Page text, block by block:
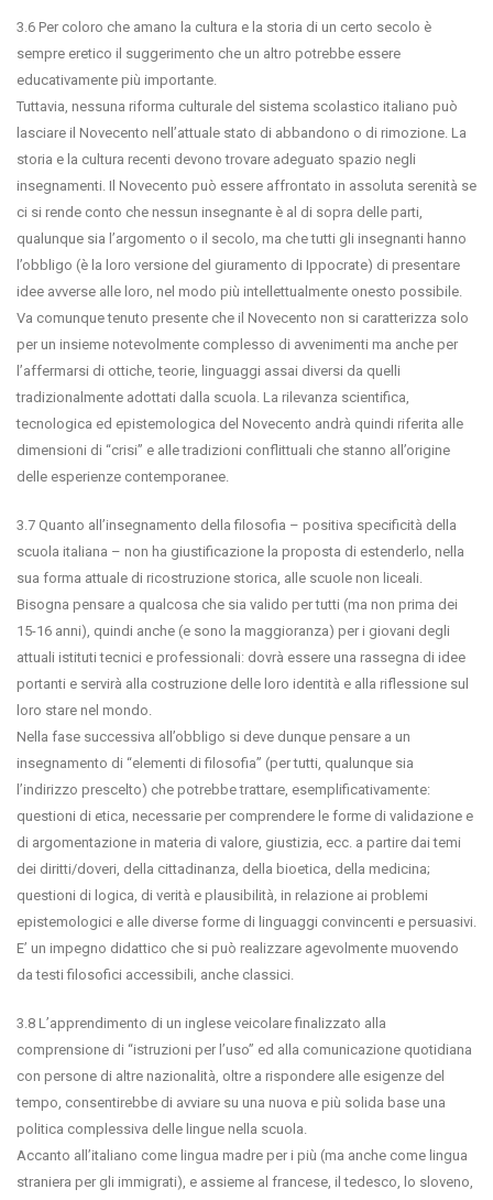
3.6 Per coloro che amano la cultura e la storia di un certo secolo è
sempre eretico il suggerimento che un altro potrebbe essere
educativamente più importante.
Tuttavia, nessuna riforma culturale del sistema scolastico italiano può
lasciare il Novecento nell’attuale stato di abbandono o di rimozione. La
storia e la cultura recenti devono trovare adeguato spazio negli
insegnamenti. Il Novecento può essere affrontato in assoluta serenità se
ci si rende conto che nessun insegnante è al di sopra delle parti,
qualunque sia l’argomento o il secolo, ma che tutti gli insegnanti hanno
l’obbligo (è la loro versione del giuramento di Ippocrate) di presentare
idee avverse alle loro, nel modo più intellettualmente onesto possibile.
Va comunque tenuto presente che il Novecento non si caratterizza solo
per un insieme notevolmente complesso di avvenimenti ma anche per
l’affermarsi di ottiche, teorie, linguaggi assai diversi da quelli
tradizionalmente adottati dalla scuola. La rilevanza scientifica,
tecnologica ed epistemologica del Novecento andrà quindi riferita alle
dimensioni di “crisi” e alle tradizioni conflittuali che stanno all’origine
delle esperienze contemporanee.
3.7 Quanto all’insegnamento della filosofia – positiva specificità della
scuola italiana – non ha giustificazione la proposta di estenderlo, nella
sua forma attuale di ricostruzione storica, alle scuole non liceali.
Bisogna pensare a qualcosa che sia valido per tutti (ma non prima dei
15-16 anni), quindi anche (e sono la maggioranza) per i giovani degli
attuali istituti tecnici e professionali: dovrà essere una rassegna di idee
portanti e servirà alla costruzione delle loro identità e alla riflessione sul
loro stare nel mondo.
Nella fase successiva all’obbligo si deve dunque pensare a un
insegnamento di “elementi di filosofia” (per tutti, qualunque sia
l’indirizzo prescelto) che potrebbe trattare, esemplificativamente:
questioni di etica, necessarie per comprendere le forme di validazione e
di argomentazione in materia di valore, giustizia, ecc. a partire dai temi
dei diritti/doveri, della cittadinanza, della bioetica, della medicina;
questioni di logica, di verità e plausibilità, in relazione ai problemi
epistemologici e alle diverse forme di linguaggi convincenti e persuasivi.
E’ un impegno didattico che si può realizzare agevolmente muovendo
da testi filosofici accessibili, anche classici.
3.8 L’apprendimento di un inglese veicolare finalizzato alla
comprensione di “istruzioni per l’uso” ed alla comunicazione quotidiana
con persone di altre nazionalità, oltre a rispondere alle esigenze del
tempo, consentirebbe di avviare su una nuova e più solida base una
politica complessiva delle lingue nella scuola.
Accanto all’italiano come lingua madre per i più (ma anche come lingua
straniera per gli immigrati), e assieme al francese, il tedesco, lo sloveno,